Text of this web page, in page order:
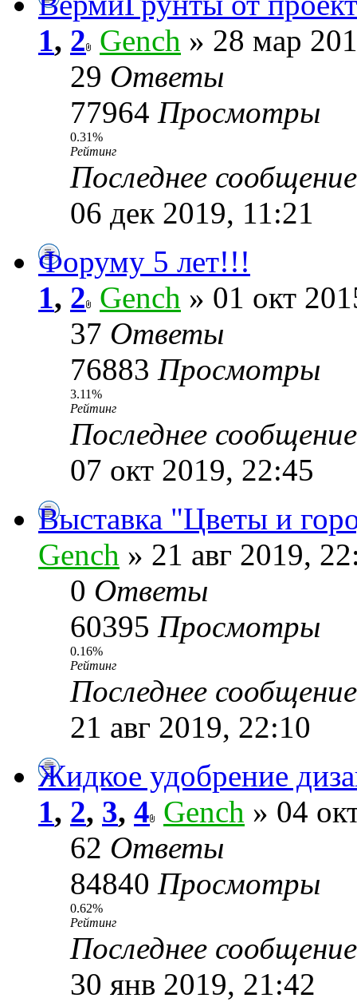
1, 2 Gench » 28 мар
29 Ответы
77964 Просмотры
0.31%
Рейтинг
Последнее
06 дек 2019, 11:21
Форуму 5 лет!!!
1, 2 Gench » 01 окт
37 Ответы
76883 Просмотры
3.11%
Рейтинг
Последнее
07 окт 2019, 22:45
Выставка "Цветы и
Gench » 21 авг 2019,
0 Ответы
60395 Просмотры
0.16%
Рейтинг
Последнее
21 авг 2019, 22:10
Жидкое удобрение
1, 2, 3, 4 Gench » 04
62 Ответы
84840 Просмотры
0.62%
Рейтинг
Последнее
30 янв 2019, 21:42